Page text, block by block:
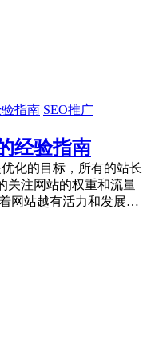
SEO推广
经验指南
化的目标，所有的站长
关注网站的权重和流量
网站越有活力和发展的